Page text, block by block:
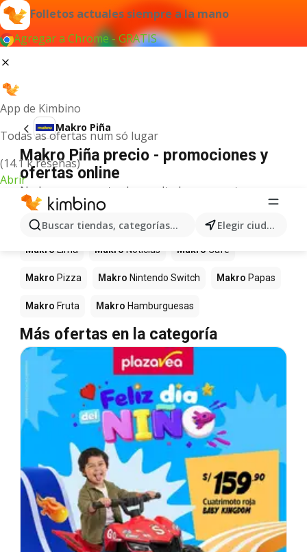
Folletos actuales siempre a la mano
Agregar a Chrome - GRATIS
App de Kimbino
Todas as ofertas num só lugar
(14.1 k reseñas)
Abrir
Buscar tiendas, categorías, productos... Elegir ciudad
Makro Piña
Makro Piña precio - promociones y
ofertas online
No hemos encontrado resultados para este
término.
Más productos en tiendas Makro
Makro Lima Makro Noticias Makro Café
Makro Pizza Makro Nintendo Switch Makro Papas
Makro Fruta Makro Hamburguesas
Más ofertas en la categoría